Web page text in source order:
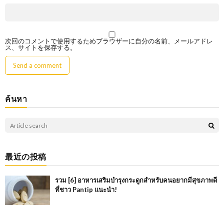
次回のコメントで使用するためブラウザーに自分の名前、メールアドレ
ス、サイトを保存する。
ค้นหา
最近の投稿
รวม [6] อาหารเสริมบำรุงกระดูกสำหรับคนอยากมีสุขภาพดี
ที่ชาว Pantip แนะนำ!